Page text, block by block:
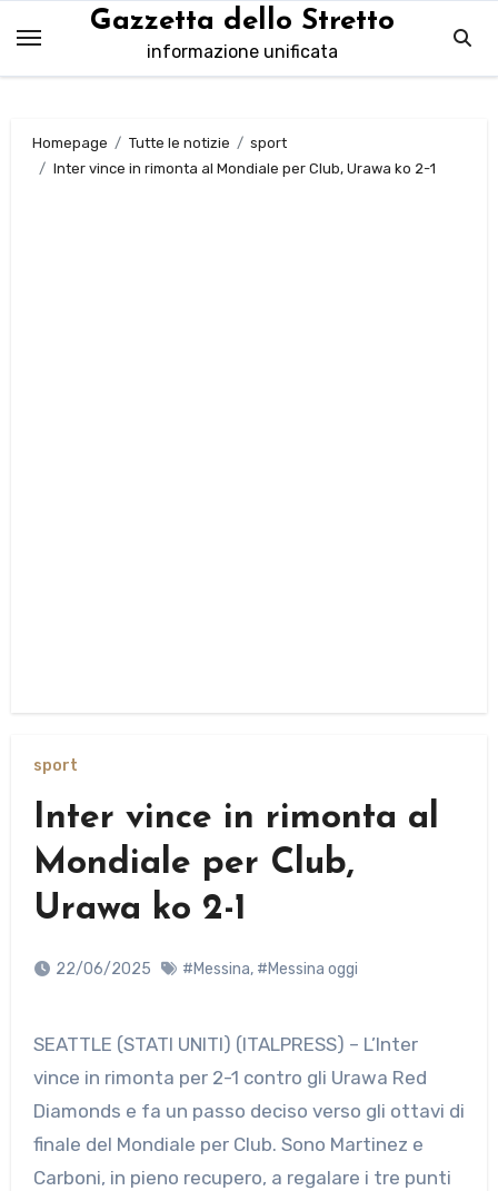
contenuto
Gazzetta dello Stretto
informazione unificata
Homepage Tutte le notizie
sport
Inter vince in rimonta al Mondiale per Club, Urawa ko 2-1
sport
Inter vince in rimonta al
Mondiale per Club,
Urawa ko 2-1
22/06/2025 #Messina, #Messina oggi
SEATTLE (STATI UNITI) (ITALPRESS) – L’Inter
vince in rimonta per 2-1 contro gli Urawa Red
Diamonds e fa un passo deciso verso gli ottavi di
finale del Mondiale per Club. Sono Martinez e
Carboni, in pieno recupero, a regalare i tre punti